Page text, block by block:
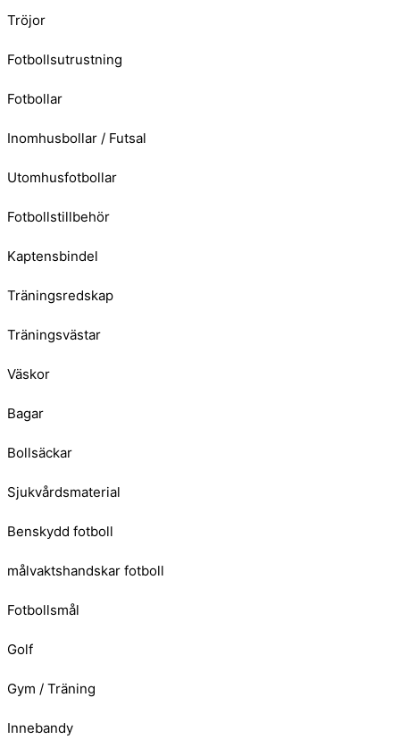
Tröjor
Fotbollsutrustning
Fotbollar
Inomhusbollar / Futsal
Utomhusfotbollar
Fotbollstillbehör
Kaptensbindel
Träningsredskap
Träningsvästar
Väskor
Bagar
Bollsäckar
Sjukvårdsmaterial
Benskydd fotboll
målvaktshandskar fotboll
Fotbollsmål
Golf
Gym / Träning
Innebandy